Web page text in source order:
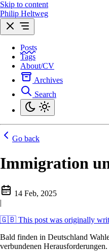
Skip to content
Philip Heltweg
Posts
Tags
About/CV
Archives
Search
Go back
Immigration
14 Feb, 2025
|
🇬🇧 This post was originally
Bald finden in Deutschland
verbundenen